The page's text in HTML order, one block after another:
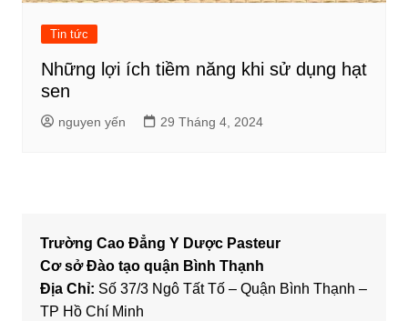
Tin tức
Những lợi ích tiềm năng khi sử dụng hạt
sen
nguyen yến 29 Tháng 4, 2024
Trường Cao Đẳng Y Dược Pasteur
Cơ sở Đào tạo quận Bình Thạnh
Địa Chỉ: Số 37/3 Ngô Tất Tố – Quận Bình Thạnh –
TP Hồ Chí Minh